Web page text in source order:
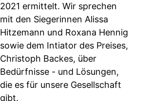
2021 ermittelt. Wir sprechen
mit den Siegerinnen Alissa
Hitzemann und Roxana Hennig
sowie dem Intiator des Preises,
Christoph Backes, über
Bedürfnisse - und Lösungen,
die es für unsere Gesellschaft
gibt.